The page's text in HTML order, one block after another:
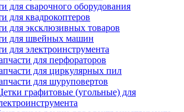
для сварочного оборудования
для квадрокоптеров
для эксклюзивных товаров
для швейных машин
для электроинструмента
для перфораторов
для циркулярных пил
для шуруповертов
графитовые (угольные) для